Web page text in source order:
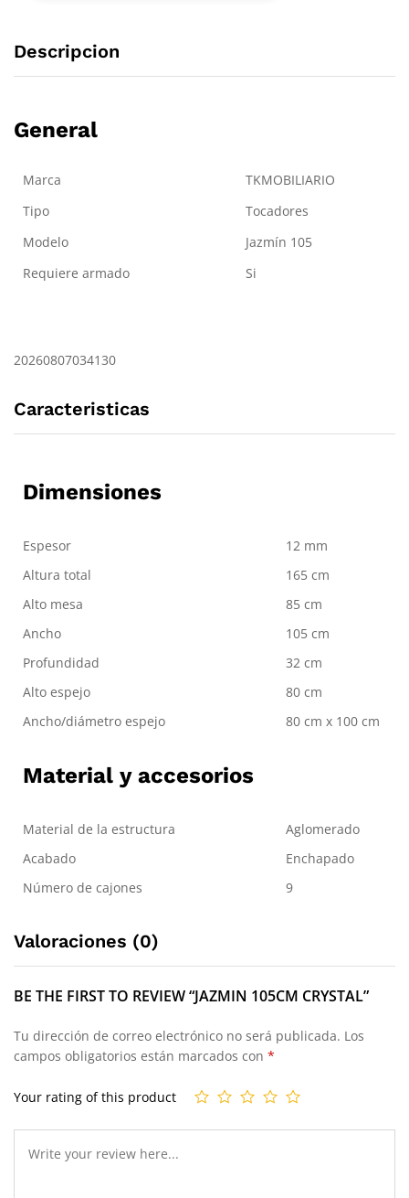
Descripcion
General
Marca
TKMOBILIARIO
Tipo
Tocadores
Modelo
Jazmín 105
Requiere armado
Si
20260807034130
Caracteristicas
Dimensiones
Espesor
12 mm
Altura total
165 cm
Alto mesa
85 cm
Ancho
105 cm
Profundidad
32 cm
Alto espejo
80 cm
Ancho/diámetro espejo
80 cm x 100 cm
Material y accesorios
Material de la estructura
Aglomerado
Acabado
Enchapado
Número de cajones
9
Valoraciones (0)
BE THE FIRST TO REVIEW “JAZMIN 105CM CRYSTAL”
Tu dirección de correo electrónico no será publicada. Los
campos obligatorios están marcados con *
Your rating of this product